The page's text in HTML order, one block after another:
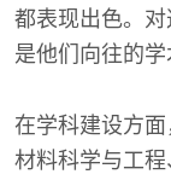
都表现出色。
是他们向往的学
在学科建设方面
材料科学与工